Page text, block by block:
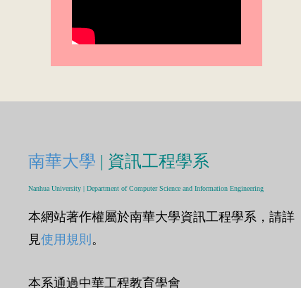
南華大學 | 資訊工程學系
Nanhua University | Department of Computer Science and Information Engineering
本網站著作權屬於南華大學資訊工程學系，請詳
見使用規則 。
本系通過中華工程教育學會